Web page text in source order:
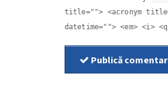
title=""> <acronym
datetime=""> <em> <i>
Publică